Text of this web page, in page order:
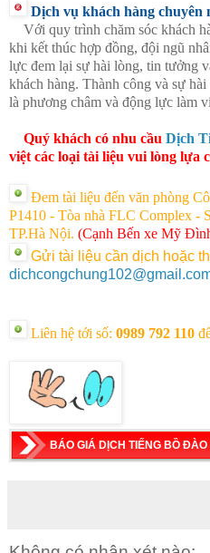
Dịch vụ khách hàng chuyên
Với quy trình chăm sóc khách
khi kết thúc hợp đồng, đội ngũ
lực đem lại sự hài lòng, tin tưởng
khách hàng. Thành công và sự
là phương châm và động lực làm
Quý khách có nhu cầu Dịch
việt các loại tài liệu vui lòng lựa
Đem tài liệu đến văn phòng
P1410 - Tòa nhà FLC Complex -
TP.Hà Nội. (Cạnh Bến xe Mỹ
Gửi tài liệu cần dịch hoặc
Liên hệ tới số: 0989 792 110
BÁO GIÁ DỊCH TIẾNG BỒ ĐÀO